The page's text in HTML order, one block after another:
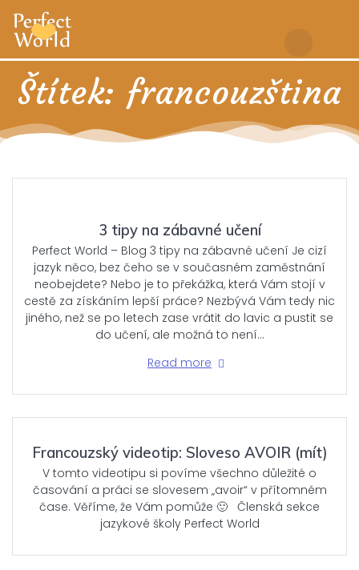
Štítek: francouzština
3 tipy na zábavné učení
Perfect World – Blog 3 tipy na zábavné učení Je cizí
jazyk něco, bez čeho se v současném zaměstnání
neobejdete? Nebo je to překážka, která Vám stojí v
cestě za získáním lepší práce? Nezbývá Vám tedy nic
jiného, než se po letech zase vrátit do lavic a pustit se
do učení, ale možná to není…
Read more
Francouzský videotip: Sloveso AVOIR (mít)
V tomto videotipu si povíme všechno důležité o
časování a práci se slovesem „avoir“ v přítomném
čase. Věříme, že Vám pomůže 🙂 Členská sekce
jazykové školy Perfect World